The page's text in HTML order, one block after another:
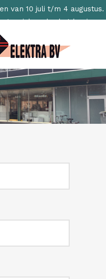
van 10 juli t/m 4 augustus.
u zich onder het kopje
juiste fabrikant.